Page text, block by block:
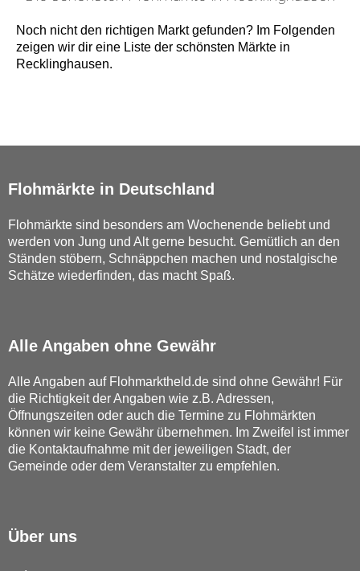
Noch nicht den richtigen Markt gefunden? Im Folgenden
zeigen wir dir eine Liste der schönsten Märkte in
Recklinghausen.
Flohmärkte in Deutschland
Flohmärkte sind besonders am Wochenende beliebt und
werden von Jung und Alt gerne besucht. Gemütlich an den
Ständen stöbern, Schnäppchen machen und nostalgische
Schätze wiederfinden, das macht Spaß.
Alle Angaben ohne Gewähr
Alle Angaben auf Flohmarktheld.de sind ohne Gewähr! Für
die Richtigkeit der Angaben wie z.B. Adressen,
Öffnungszeiten oder auch die Termine zu Flohmärkten
können wir keine Gewähr übernehmen. Im Zweifel ist immer
die Kontaktaufnahme mit der jeweiligen Stadt, der
Gemeinde oder dem Veranstalter zu empfehlen.
Über uns